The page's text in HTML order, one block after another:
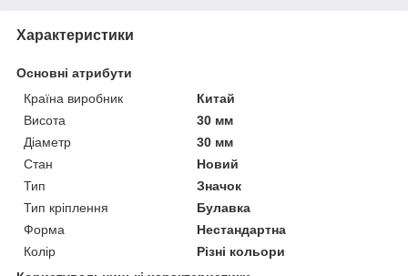
Характеристики
Основні атрибути
Країна виробник
Китай
Висота
30 мм
Діаметр
30 мм
Стан
Новий
Тип
Значок
Тип кріплення
Булавка
Форма
Нестандартна
Колір
Різні кольори